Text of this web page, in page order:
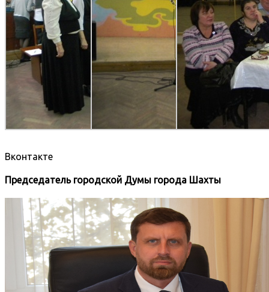
Вконтакте
Председатель городской Думы города Шахты